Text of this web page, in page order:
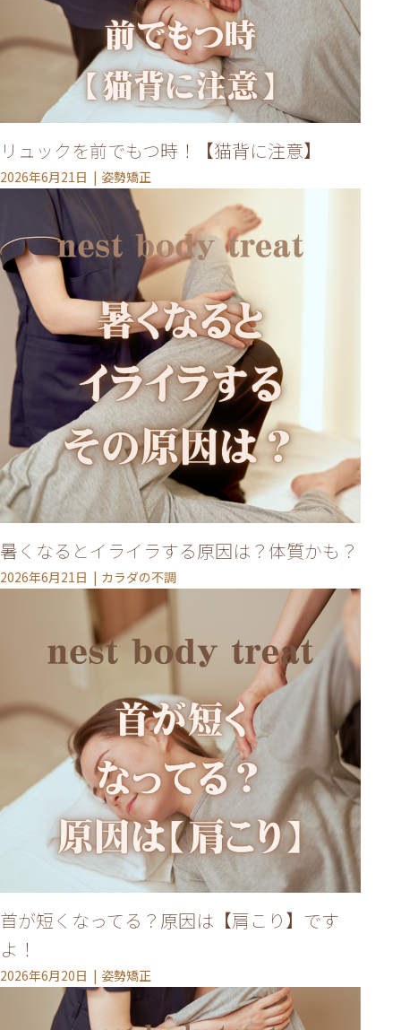
リュックを前でもつ時！【猫背に注意】
2026年6月21日 姿勢矯正
暑くなるとイライラする原因は？体質かも？
2026年6月21日 カラダの不調
首が短くなってる？原因は【肩こり】です
よ！
2026年6月20日 姿勢矯正